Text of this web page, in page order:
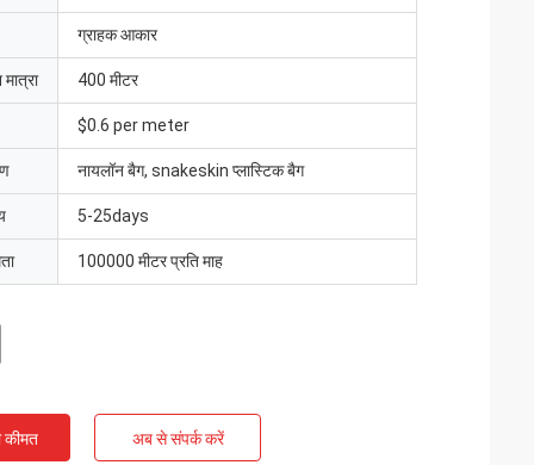
ग्राहक आकार
400 मीटर
$0.6 per meter
नायलॉन बैग, snakeskin प्लास्टिक बैग
5-25days
100000 मीटर प्रति माह
कीमत अब से संपर्क करें